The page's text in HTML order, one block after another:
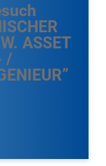
ASSET
/